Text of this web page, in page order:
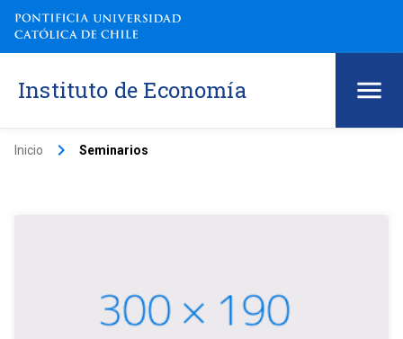
Instituto de Economía
Inicio keyboard_arrow_right Seminarios